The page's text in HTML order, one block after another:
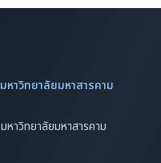
หาวิทยาลัยมหาสารคาม
าวิทยาลัยมหาสารคาม